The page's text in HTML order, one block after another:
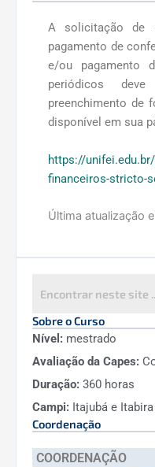
A solicitação de
pagamento de
e/ou pagamento
periódicos
preenchimento de
disponível em sua
https://
financeiros-stricto-
Última atualização
Sobre o Curso
Nível: mestrado
Avaliação da Capes:
Duração: 360 horas
Campi: Itajubá e Itabira
Coordenação
COORDENAÇÃO